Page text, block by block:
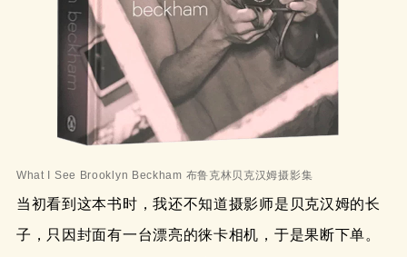
What I See Brooklyn Beckham 布鲁克林贝克汉姆摄影集
当初看到这本书时，我还不知道摄影师是贝克汉姆的长
子，只因封面有一台漂亮的徕卡相机，于是果断下单。